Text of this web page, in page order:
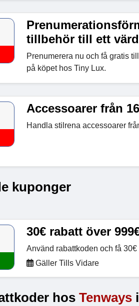
tillbehör till ett
Prenumerera nu och få gratis
på köpet hos Tiny Lux.
Accessoarer från
Handla stilrena accessoarer
kuponger
30€ rabatt över
Använd rabattkoden och få
Gäller Tills Vidare
hos Tenways